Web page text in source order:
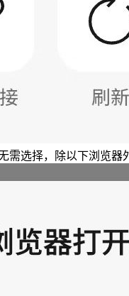
选择，除以下浏览